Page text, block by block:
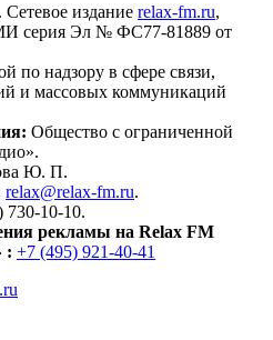
издание relax-fm.ru,
серия Эл № ФС77-81889 от
по надзору в сфере связи,
и массовых коммуникаций
Общество с ограниченной
Ю. П.
relax@relax-fm.ru.
730-10-10.
рекламы на Relax FM
: +7 (495) 921-40-41